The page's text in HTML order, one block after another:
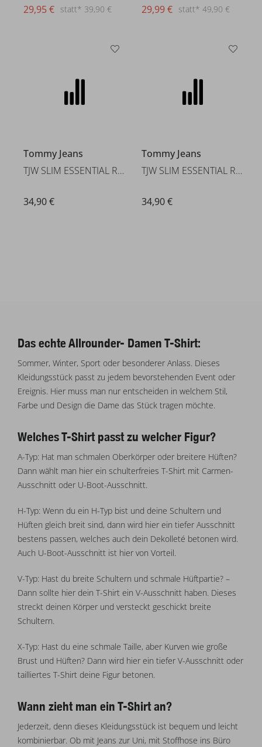
statt* 39,90 €
29,95 € statt* 49,90 €
29,99 €
Tommy Jeans
TJW SLIM ESSENTIAL RIB SS EXT
34,90 €
Tommy Jeans
TJW SLIM ESSENTIAL RIB SS EXT
34,90 €
Das echte Allrounder- Damen T-Shirt:
Sommer, Winter, Sport oder besonderer Anlass. Dieses
Kleidungsstück passt zu jedem bevorstehenden Event oder
Ereignis. Hier muss man nur entscheiden in welchem Stil,
Farbe und Design die Dame das Stück tragen möchte.
Welches T-Shirt passt zu welcher Figur?
A-Typ: Hat man schmalen Oberkörper oder breitere Hüften?
Dann wählt man hier ein schulterfreies T-Shirt mit Carmen-
Ausschnitt oder U-Boot-Ausschnitt.
H-Typ: Wenn du ein H-Typ bist und deine Schultern und
Hüften gleich breit sind, dann wird hier ein tiefer Ausschnitt
bestens passen, welches auch dein Dekolleté betonen wird.
Auch U-Boot-Ausschnitt ist hier von Vorteil.
V-Typ: Hast du breite Schultern und schmale Hüftpartie? –
Dann sollte hier dein T-Shirt ein V-Ausschnitt haben. Dieses
streckt deinen Körper und versteckt geschickt breite
Schultern.
X-Typ: Hast du eine schmale Taille, aber Kurven wie große
Brust und Hüften? Dann wird hier ein tiefer V-Ausschnitt oder
tailliertes T-Shirt deine Figur betonen.
Wann zieht man ein T-Shirt an?
Jederzeit, denn dieses Kleidungsstück ist bequem und leicht
kombinierbar. Ob mit Jeans zur Uni, mit Stoffhose ins Büro